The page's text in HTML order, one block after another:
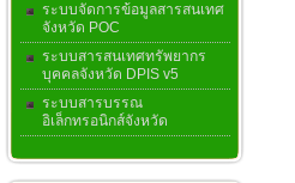
ระบบจัดการข้อมูลสารสนเทศ
จังหวัด POC
ระบบสารสนเทศทรัพยากร
บุคคลจังหวัด DPIS v5
ระบบสารบรรณ
อิเล็กทรอนิกส์จังหวัด